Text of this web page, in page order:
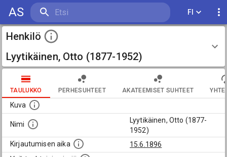
AS FI
Henkilö
Lyytikäinen, Otto (1877-1952)
TAULUKKO PERHESUHTEET AKATEEMISET SUHTEET
Kuva
Nimi
Lyytikäinen, Otto (1877-
1952)
Kirjautumisen aika
15.6.1896